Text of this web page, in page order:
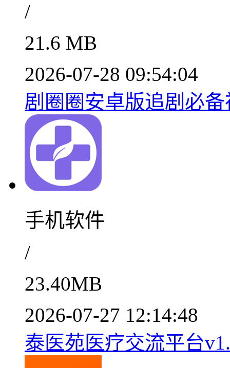
/
21.6 MB
2026-07-28 09:54:04
剧圈圈安卓版追剧必
手机软件
/
23.40MB
2026-07-27 12:14:48
泰医苑医疗交流平台